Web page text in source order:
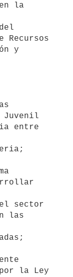
la
Recursos
y
Juvenil
entre
el sector
las
la Ley